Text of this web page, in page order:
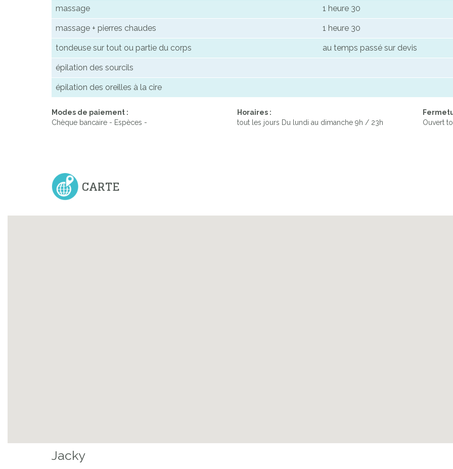
massage 1 heure 30
massage + pierres chaudes 1 heure 30
tondeuse sur tout ou partie du corps au temps passé sur devis
épilation des sourcils
épilation des oreilles à la cire
Modes de paiement :
Chèque bancaire - Espèces -
Horaires :
tout les jours Du lundi au dimanche 9h / 23h
Ouvert
CARTE
Jacky